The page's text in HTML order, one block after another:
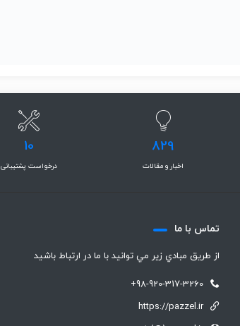
829
اخبار و مقالات
10
درخواست پشتیبانی
تماس با ما
از طريق مبادي زير مي توانيد با ما در ارتباط باشيد
+98-920-317-3260
https://pazzel.ir